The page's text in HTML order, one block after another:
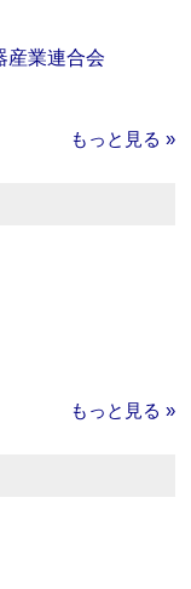
業連合会
もっと見る »
もっと見る »